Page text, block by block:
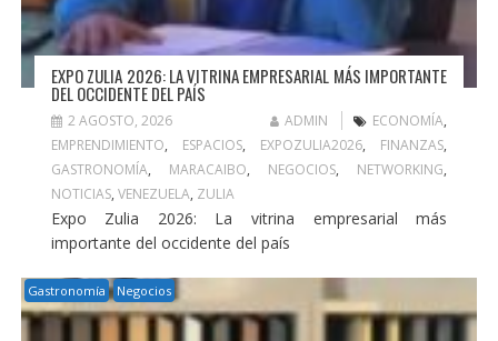
EXPO ZULIA 2026: LA VITRINA EMPRESARIAL MÁS IMPORTANTE
DEL OCCIDENTE DEL PAÍS
2 AGOSTO, 2026 ADMIN ECONOMÍA,
EMPRENDIMIENTO, ESPACIOS, EXPOZULIA2026, FINANZAS,
GASTRONOMÍA, MARACAIBO, NEGOCIOS, NETWORKING,
NOTICIAS, VENEZUELA, ZULIA
Expo Zulia 2026: La vitrina empresarial más
importante del occidente del país
Gastronomía Negocios